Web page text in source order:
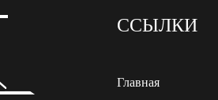
ССЫЛКИ
Главная